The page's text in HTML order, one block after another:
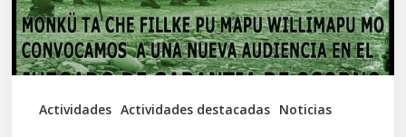
Actividades Actividades destacadas Noticias
audiencia
en
Juzgado